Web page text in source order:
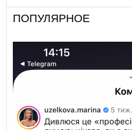
ПОПУЛЯРНОЕ